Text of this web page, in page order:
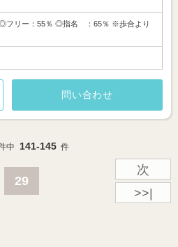
◎フリー：55％ ◎指名 ：65％ ※歩合より
問い合わせ
中 141-145 件
29
次
>>|